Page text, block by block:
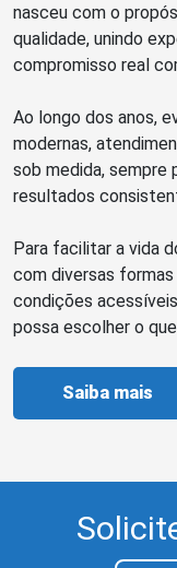
nasceu com o
qualidade, unindo
compromisso real
Ao longo dos anos,
modernas,
sob medida, sempre
resultados
Para facilitar a vida
com diversas
condições
possa escolher o
Saiba mais